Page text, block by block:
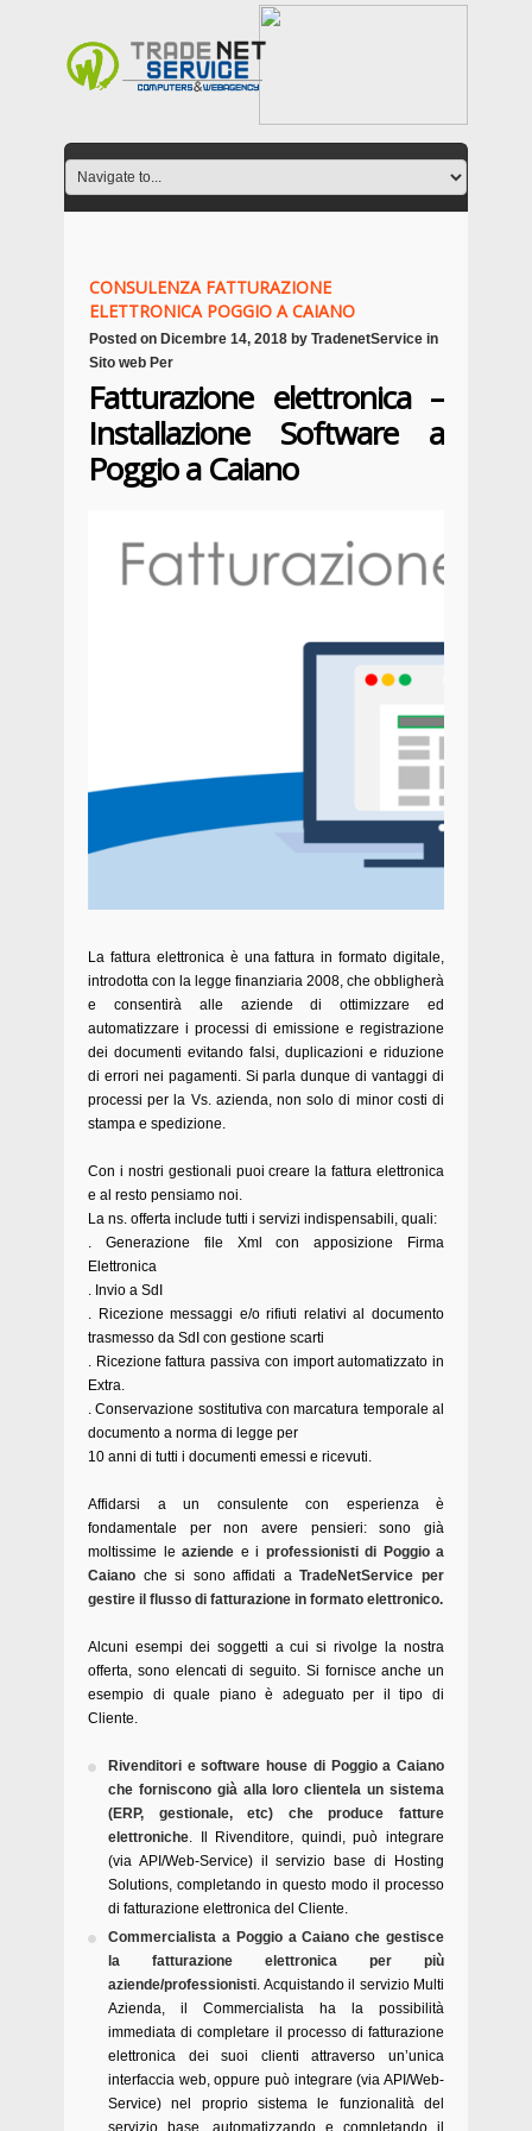
CONSULENZA FATTURAZIONE
ELETTRONICA POGGIO A CAIANO
Posted on Dicembre 14, 2018 by TradenetService in
Sito web Per
Fatturazione elettronica –
Installazione Software a
Poggio a Caiano
La fattura elettronica è una fattura in formato digitale,
introdotta con la legge finanziaria 2008, che obbligherà
e consentirà alle aziende di ottimizzare ed
automatizzare i processi di emissione e registrazione
dei documenti evitando falsi, duplicazioni e riduzione
di errori nei pagamenti. Si parla dunque di vantaggi di
processi per la Vs. azienda, non solo di minor costi di
stampa e spedizione.
Con i nostri gestionali puoi creare la fattura elettronica
e al resto pensiamo noi.
La ns. offerta include tutti i servizi indispensabili, quali:
. Generazione file Xml con apposizione Firma
Elettronica
. Invio a SdI
. Ricezione messaggi e/o rifiuti relativi al documento
trasmesso da SdI con gestione scarti
. Ricezione fattura passiva con import automatizzato in
Extra.
. Conservazione sostitutiva con marcatura temporale al
documento a norma di legge per
10 anni di tutti i documenti emessi e ricevuti.
Affidarsi a un consulente con esperienza è
fondamentale per non avere pensieri: sono già
moltissime le aziende e i professionisti di Poggio a
Caiano che si sono affidati aTradeNetService per
gestire il flusso di fatturazione in formato elettronico.
Alcuni esempi dei soggetti a cui si rivolge la nostra
offerta, sono elencati di seguito. Si fornisce anche un
esempio di quale piano è adeguato per il tipo di
Cliente.
Rivenditori e software house di Poggio a Caiano
che forniscono già alla loro clientela un sistema
(ERP, gestionale, etc) che produce fatture
elettroniche. Il Rivenditore, quindi, può integrare
(via API/Web-Service) il servizio base di Hosting
Solutions, completando in questo modo il processo
di fatturazione elettronica del Cliente.
Commercialista a Poggio a Caiano che gestisce
la fatturazione elettronica per più
aziende/professionisti. Acquistando il servizio Multi
Azienda, il Commercialista ha la possibilità
immediata di completare il processo di fatturazione
elettronica dei suoi clienti attraverso un’unica
interfaccia web, oppure può integrare (via API/Web-
Service) nel proprio sistema le funzionalità del
servizio base, automatizzando e completando il